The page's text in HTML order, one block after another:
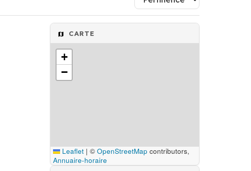
CARTE
+
−
Leaflet | © OpenStreetMap contributors,
Annuaire-horaire